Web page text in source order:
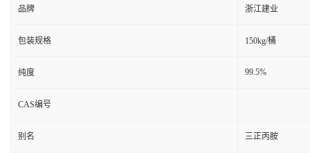
品牌 浙江建业
包装规格 150kg/桶
纯度 99.5%
CAS编号
别名 三正丙胺